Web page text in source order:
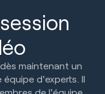
maintenant un
d'experts. Il
de l'équipe